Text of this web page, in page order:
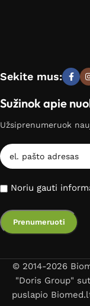
Sekite mus:
Sužinok apie
Užsiprenumeruok
Noriu gauti
© 2014-2026
"Doris Group"
puslapio